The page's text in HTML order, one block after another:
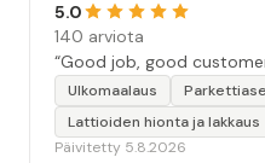
5.0
140 arviota
“Good job, good
Ulkomaalaus
Lattioiden hionta ja lakkaus
Päivitetty 5.8.2026